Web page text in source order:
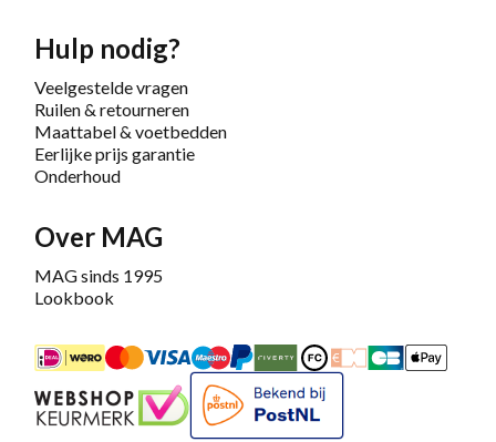
Hulp nodig?
Veelgestelde vragen
Ruilen & retourneren
Maattabel & voetbedden
Eerlijke prijs garantie
Onderhoud
Over MAG
MAG sinds 1995
Lookbook
iDEALMastercardBancontact
Maestro
PayPalRiverty/Afterpay
FashionCheque
Overboeking
CarteApple
Keurmerk